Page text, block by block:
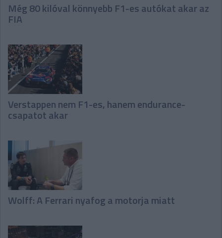
Még 80 kilóval könnyebb F1-es autókat akar az
FIA
Verstappen nem F1-es, hanem endurance-
csapatot akar
Wolff: A Ferrari nyafog a motorja miatt